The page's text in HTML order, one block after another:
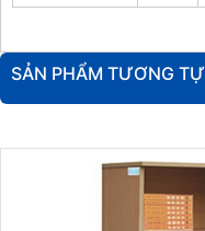
SẢN PHẨM TƯƠNG TỰ